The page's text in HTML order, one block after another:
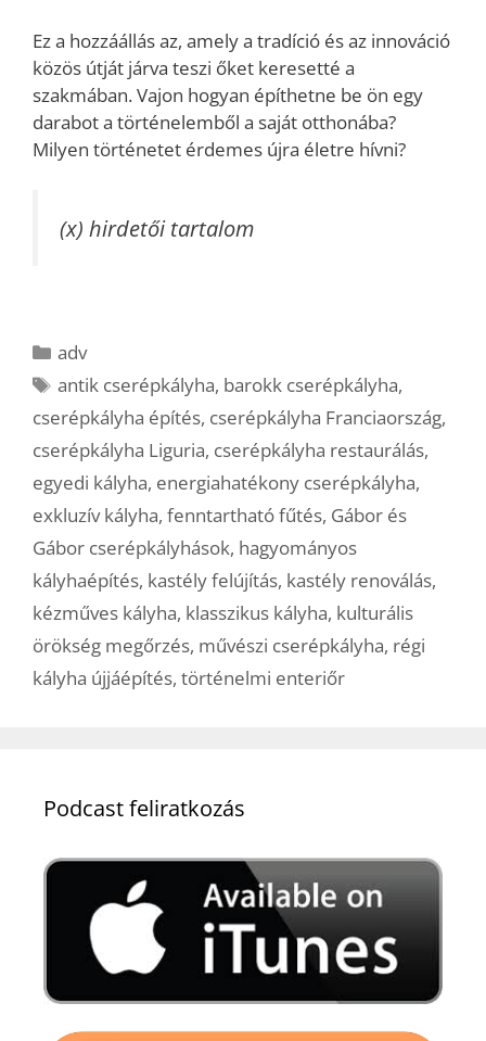
Ez a hozzáállás az, amely a tradíció és az innováció
közös útját járva teszi őket keresetté a
szakmában. Vajon hogyan építhetne be ön egy
darabot a történelemből a saját otthonába?
Milyen történetet érdemes újra életre hívni?
(x) hirdetői tartalom
Kategória
adv
Címkék
antik cserépkályha, barokk cserépkályha,
cserépkályha építés, cserépkályha Franciaország,
cserépkályha Liguria, cserépkályha restaurálás,
egyedi kályha, energiahatékony cserépkályha,
exkluzív kályha, fenntartható fűtés, Gábor és
Gábor cserépkályhások, hagyományos
kályhaépítés, kastély felújítás, kastély renoválás,
kézműves kályha, klasszikus kályha, kulturális
örökség megőrzés, művészi cserépkályha, régi
kályha újjáépítés, történelmi enteriőr
Podcast feliratkozás